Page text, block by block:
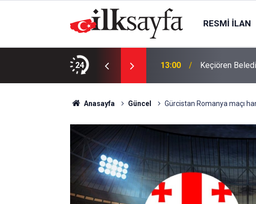
RESMI İLAN
24
Parkı’nda perdeye taşındı 13:00 Keçiören
Anasayfa Güncel Gürcistan Romanya maçı